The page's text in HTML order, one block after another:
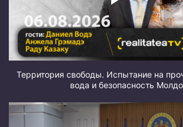
Территория свободы. Испытание на
вода и безопасность